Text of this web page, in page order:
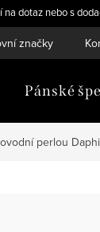
dotaz nebo s
značky
Pánské
perlou